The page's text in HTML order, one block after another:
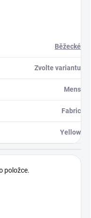
Běžecké
Zvolte variantu
Mens
Fabric
Yellow
položce.